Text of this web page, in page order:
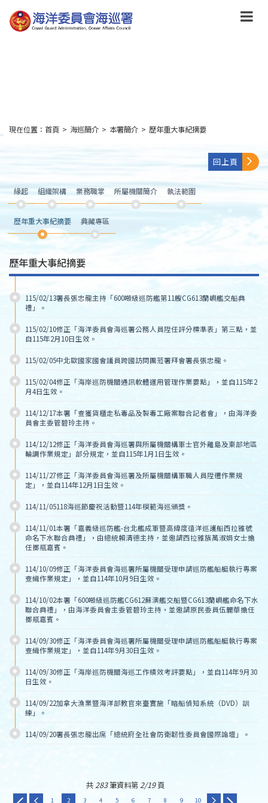
到
主
:::
現在位置： 首頁 > 海巡簡介 > 本署簡介 > 歷年重大事紀摘要
回上頁
緣起 組織架構 業務職掌 所屬機關簡介 執法範圍
歷年重大事紀摘要 典藏專區
歷年重大事紀摘要
115/02/13署長張忠龍主持「600噸級巡防艦第11艘CG613蘭嶼艦交船典
禮」。
115/02/10修正「海洋委員會海巡署公務人員陞任評分標準表」第三點，並
自115年2月10日生效。
115/02/05中北歐國家國會議員跨國訪問團蒞署拜會署長張忠龍。
115/02/04修正「海岸巡防機關通訊軟體運用管理作業要點」，並自115年2
月4日生效。
114/12/17本署「查獲貨櫃走私毒品及製毒工廠案聯合記者會」，由海洋委
員會主委管碧玲主持。
114/12/12修正「海洋委員會海巡署與所屬機關構軍士官外離島及東部地區
輪調作業規定」部分規定，並自115年1月1日生效。
114/11/27修正「海洋委員會海巡署及所屬機關構軍職人員陞遷作業規
定」，並自114年12月1日生效。
114/11/05118海巡節慶祝活動暨114年模範海巡頒獎。
114/11/01本署「嘉義級巡防艦-台北艦成軍暨高緯度遠洋巡護船西拉雅號
命名下水聯合典禮」，由總統賴清德主持，並邀請西拉雅族萬淑娟女士擔
任擲瓶嘉賓。
114/10/09修正「海洋委員會海巡署所屬機關受理申請巡防艦船艇執行專案
查緝作業規定」，並自114年10月9日生效。
114/10/02本署「600噸級巡防艦CG612蘇澳艦交船暨CG613蘭嶼艦命名下水
聯合典禮」，由海洋委員會主委管碧玲主持，並邀請原民委員伍麗華擔任
擲瓶嘉賓。
114/09/30修正「海洋委員會海巡署所屬機關受理申請巡防艦船艇執行專案
查緝作業規定」，並自114年9月30日生效。
114/09/30修正「海岸巡防機關海巡工作績效考評要點」，並自114年9月30
日生效。
114/09/22加拿大漁業暨海洋部教官來臺實施「暗船偵知系統（DVD）訓
練」。
114/09/20署長張忠龍出席「總統府全社會防衛韌性委員會國際論壇」。
共283筆資料第2/19頁
1 2 3 4 5 6 7 8 9 10